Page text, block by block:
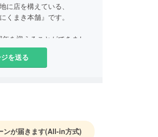
に店を構えている、
くまき本舗』です。
を迎えることができまし
していきます。
を送る
ンが届きます(All-in方式)